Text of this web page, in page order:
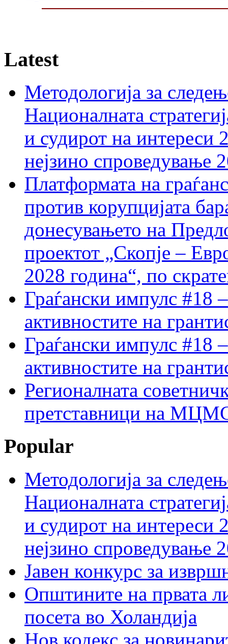
Latest
Методологија за
Националната
и судирот на интереси
нејзино спроведување
Платформата на
против корупцијата
донесувањето на
проектот „Скопје –
2028 година“, по
Граѓански импулс #18
активностите на
Граѓански импулс #18
активностите на
Регионалната
претставници на МЦМС
Popular
Методологија за
Националната
и судирот на интереси
нејзино спроведување
Јавен конкурс за
Општините на првата
посета во Холандија
Нов кодекс за